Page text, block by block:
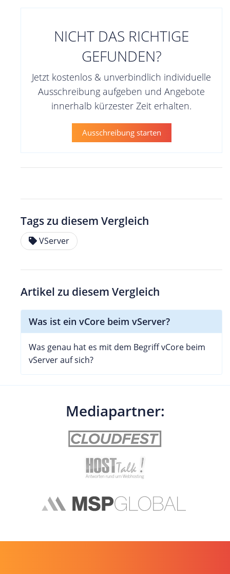
NICHT DAS RICHTIGE
GEFUNDEN?
Jetzt kostenlos & unverbindlich individuelle
Ausschreibung aufgeben und Angebote
innerhalb kürzester Zeit erhalten.
Ausschreibung starten
Tags zu diesem Vergleich
VServer
Artikel zu diesem Vergleich
Was ist ein vCore beim vServer?
Was genau hat es mit dem Begriff vCore beim
vServer auf sich?
Mediapartner: